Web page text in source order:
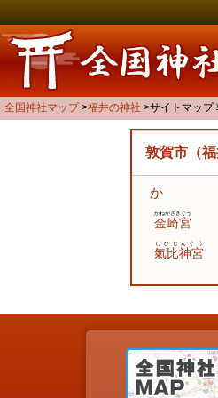
全国神社マップ 福井の神社 サイトマップ
敦賀市（
か
金崎宮
かねがさきぐう
氣比神宮
けひじんぐう